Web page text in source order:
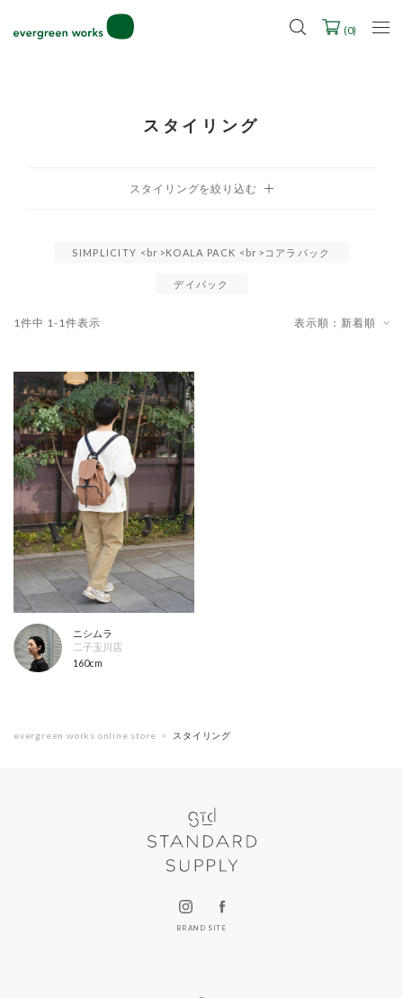
2027年ご入学用ランドセル受注会スケジュール
(0)
スタイリング
SIMPLICITY <br>KOALA PACK <br>コアラパック
デイパック
表示順：新着順
1件中 1-1件表示
ニシムラ
二子玉川店
160cm
evergreen works online store スタイリング
BRAND SITE